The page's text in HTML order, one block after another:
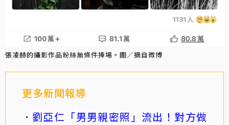
張凌赫的攝影作品粉絲無條件捧場。圖／摘自微博
更多新聞報導
劉亞仁「男男親密照」流出！對方做